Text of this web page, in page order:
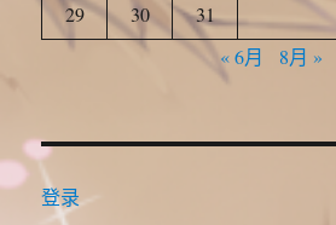
29
30
31
« 6月
8月 »
登录